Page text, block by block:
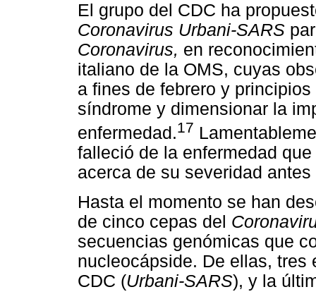
El grupo del CDC ha
Coronavirus Urbani-SARS
Coronavirus, en
italiano de la OMS, cuyas
a fines de febrero y
síndrome y dimensionar la
enfermedad.17
falleció de la enfermedad
acerca de su severidad antes
Hasta el momento se han
de cinco cepas del
secuencias genómicas que
nucleocápside. De ellas, tres
CDC (Urbani-SARS), y la